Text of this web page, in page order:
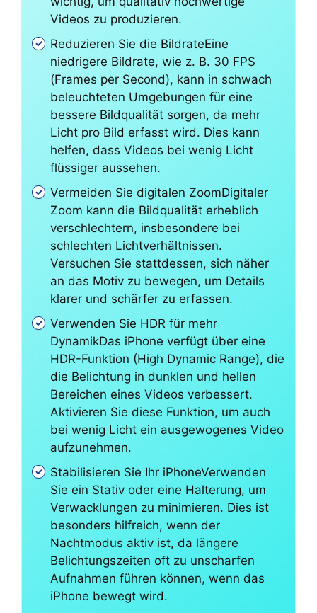
Videos zu produzieren.
Reduzieren Sie die BildrateEine
niedrigere Bildrate, wie z. B. 30 FPS
(Frames per Second), kann in schwach
beleuchteten Umgebungen für eine
bessere Bildqualität sorgen, da mehr
Licht pro Bild erfasst wird. Dies kann
helfen, dass Videos bei wenig Licht
flüssiger aussehen.
Vermeiden Sie digitalen ZoomDigitaler
Zoom kann die Bildqualität erheblich
verschlechtern, insbesondere bei
schlechten Lichtverhältnissen.
Versuchen Sie stattdessen, sich näher
an das Motiv zu bewegen, um Details
klarer und schärfer zu erfassen.
Verwenden Sie HDR für mehr
DynamikDas iPhone verfügt über eine
HDR-Funktion (High Dynamic Range), die
die Belichtung in dunklen und hellen
Bereichen eines Videos verbessert.
Aktivieren Sie diese Funktion, um auch
bei wenig Licht ein ausgewogenes Video
aufzunehmen.
Stabilisieren Sie Ihr iPhoneVerwenden
Sie ein Stativ oder eine Halterung, um
Verwacklungen zu minimieren. Dies ist
besonders hilfreich, wenn der
Nachtmodus aktiv ist, da längere
Belichtungszeiten oft zu unscharfen
Aufnahmen führen können, wenn das
iPhone bewegt wird.